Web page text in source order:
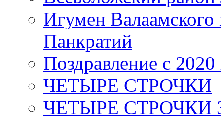
Игумен
Панкратий
Поздравление с 2020
ЧЕТЫРЕ СТРОЧКИ
ЧЕТЫРЕ СТРОЧКИ 3